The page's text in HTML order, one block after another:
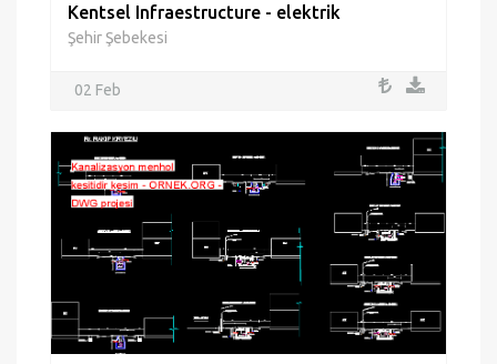
Kentsel Infraestructure - elektrik
Şehir Şebekesi
02 Feb